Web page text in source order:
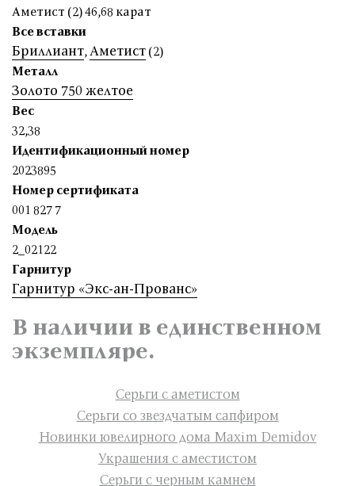
Аметист (2) 46,68 карат
Все вставки
Бриллиант,Аметист (2)
Металл
Золото 750 желтое
Вес
32,38
Идентификационный номер
2023895
Номер сертификата
001 827 7
Модель
2_02122
Гарнитур
Гарнитур «Экс-ан-Прованс»
В наличии в единственном
экземпляре.
Серьги с аметистом
Серьги со звездчатым сапфиром
Новинки ювелирного дома Maxim Demidov
Украшения с аместистом
Серьги с черным камнем